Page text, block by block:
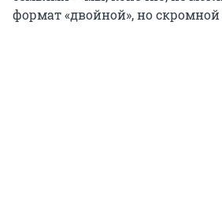
формат «двойной», но